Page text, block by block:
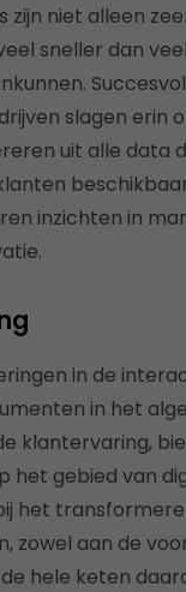
zijn niet alleen
sneller dan
slagen erin
uit alle data
inzichten in
in de
in het
klantervaring,
het gebied van
het
zowel aan de
hele keten